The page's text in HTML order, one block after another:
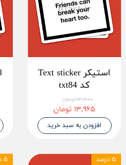
استیکر Text sticker
کد txt84
۱۴,۷۰۰ تومان
۱۳,۹۶۵ تومان
افزودن به سبد خرید
۵ درصد ۵ درصد